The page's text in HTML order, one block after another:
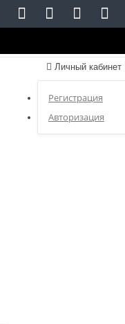
Личный кабинет
Регистрация
Авторизация